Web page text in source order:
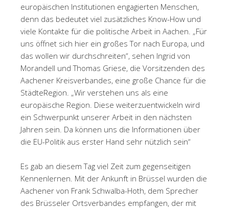
europäischen Institutionen engagierten Menschen,
denn das bedeutet viel zusätzliches Know-How und
viele Kontakte für die politische Arbeit in Aachen. „Für
uns öffnet sich hier ein großes Tor nach Europa, und
das wollen wir durchschreiten“, sehen Ingrid von
Morandell und Thomas Griese, die Vorsitzenden des
Aachener Kreisverbandes, eine große Chance für die
StädteRegion. „Wir verstehen uns als eine
europäische Region. Diese weiterzuentwickeln wird
ein Schwerpunkt unserer Arbeit in den nächsten
Jahren sein. Da können uns die Informationen über
die EU-Politik aus erster Hand sehr nützlich sein“
Es gab an diesem Tag viel Zeit zum gegenseitigen
Kennenlernen. Mit der Ankunft in Brüssel wurden die
Aachener von Frank Schwalba-Hoth, dem Sprecher
des Brüsseler Ortsverbandes empfangen, der mit